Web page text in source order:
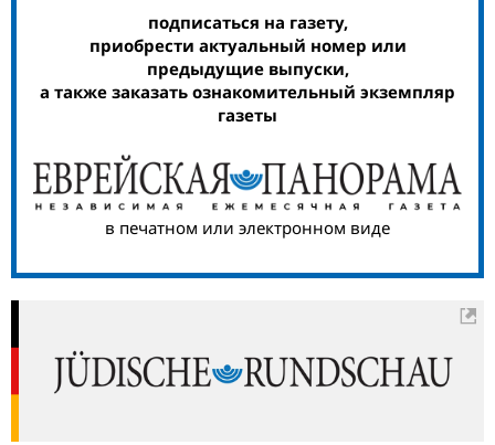
подписаться на газету,
приобрести актуальный номер или
предыдущие выпуски,
а также заказать ознакомительный экземпляр
газеты
в печатном или электронном виде